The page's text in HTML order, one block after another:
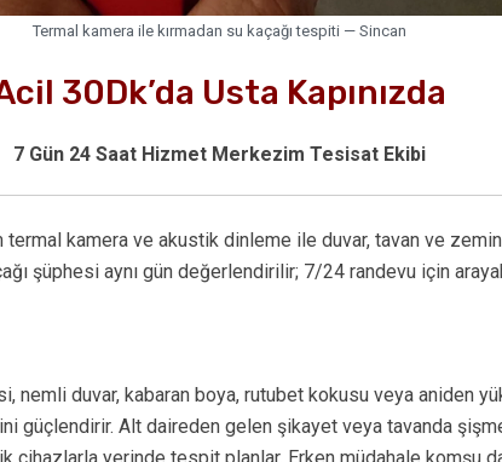
Termal kamera ile kırmadan su kaçağı tespiti — Sincan
30Dk’da Usta Kapınızda
7 Gün 24 Saat Hizmet Merkezim Tesisat Ekibi
kamera ve akustik dinleme ile duvar, tavan ve zemin
şüphesi aynı gün değerlendirilir; 7/24 randevu için
nemli duvar, kabaran boya, rutubet kokusu veya aniden
güçlendirir. Alt daireden gelen şikayet veya tavanda